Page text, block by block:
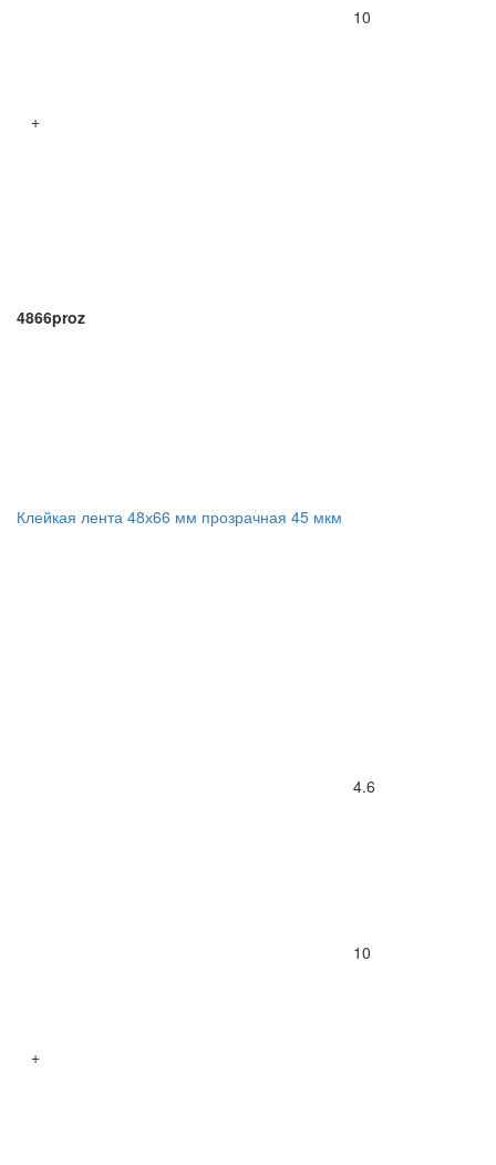
10
+
4866proz
Клейкая лента 48х66 мм прозрачная 45 мкм
4.6
10
+